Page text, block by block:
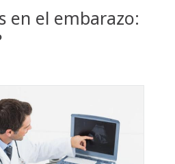
en el embarazo: